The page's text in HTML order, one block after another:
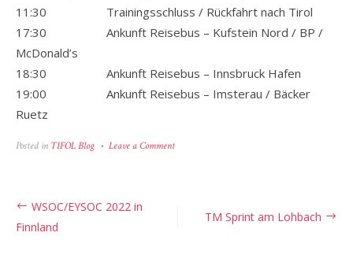
11:30 Trainingsschluss / Rückfahrt nach Tirol
17:30 Ankunft Reisebus – Kufstein Nord / BP /
McDonald’s
18:30 Ankunft Reisebus – Innsbruck Hafen
19:00 Ankunft Reisebus – Imsterau / Bäcker
Ruetz
Posted in TIFOL Blog Leave a Commenton
Beitragsnavigation TM Sprint am Lohbach
WSOC/EYSOC 2022 in
Finnland